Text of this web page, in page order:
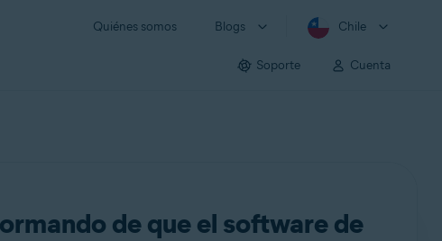
Quiénes somos Blogs Chile
Soporte Cuenta
de que el software de